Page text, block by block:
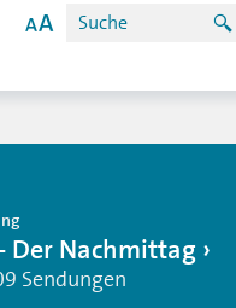
Der Nachmittag
Sendungen